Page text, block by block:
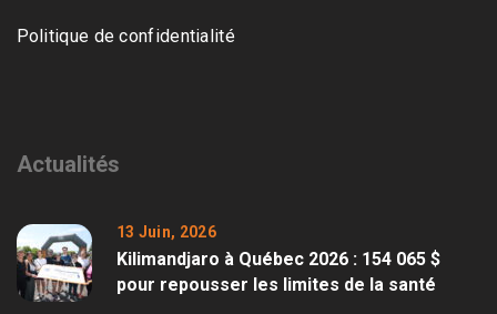
Politique de confidentialité
Actualités
13 Juin, 2026
Kilimandjaro à Québec 2026 : 154 065 $
pour repousser les limites de la santé